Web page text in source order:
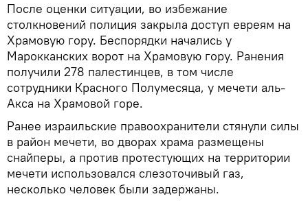
После оценки ситуации, во избежание
столкновений полиция закрыла доступ евреям на
Храмовую гору. Беспорядки начались у
Марокканских ворот на Храмовую гору. Ранения
получили 278 палестинцев, в том числе
сотрудники Красного Полумесяца, у мечети аль-
Акса на Храмовой горе.
Ранее израильские правоохранители стянули силы
в район мечети, во дворах храма размещены
снайперы, а против протестующих на территории
мечети использовался слезоточивый газ,
несколько человек были задержаны.